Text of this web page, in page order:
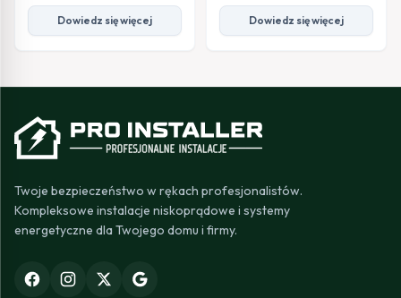
Dowiedz się więcej Dowiedz się więcej
Twoje bezpieczeństwo w rękach profesjonalistów.
Kompleksowe instalacje niskoprądowe i systemy
energetyczne dla Twojego domu i firmy.